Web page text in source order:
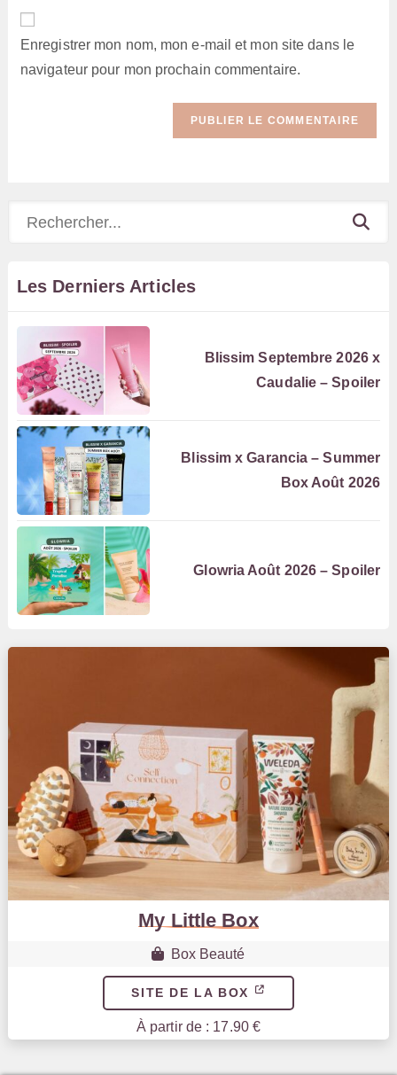
votre
site
(facultatif)
Enregistrer mon nom, mon e-mail et mon site dans le
navigateur pour mon prochain commentaire.
Les Derniers Articles
Blissim Septembre 2026 x
Caudalie – Spoiler
Blissim x Garancia – Summer
Box Août 2026
Glowria Août 2026 – Spoiler
My Little Box
Box Beauté
SITE DE LA BOX
À partir de : 17.90 €